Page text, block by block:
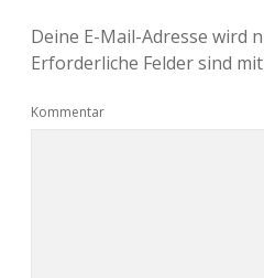
Deine E-Mail-Adresse wird
Erforderliche Felder sind mit
Kommentar